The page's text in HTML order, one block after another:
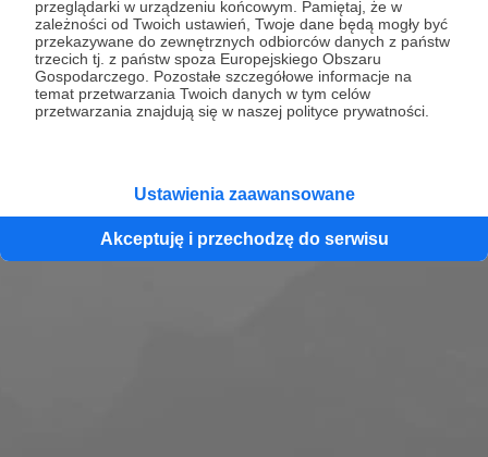
przeglądarki w urządzeniu końcowym. Pamiętaj, że w
zależności od Twoich ustawień, Twoje dane będą mogły być
przekazywane do zewnętrznych odbiorców danych z państw
trzecich tj. z państw spoza Europejskiego Obszaru
Gospodarczego. Pozostałe szczegółowe informacje na
temat przetwarzania Twoich danych w tym celów
przetwarzania znajdują się w naszej polityce prywatności.
Ustawienia zaawansowane
Akceptuję i przechodzę do serwisu
kultury o najciekawszych wydarzeniach w sztuce.
Zobacz profil